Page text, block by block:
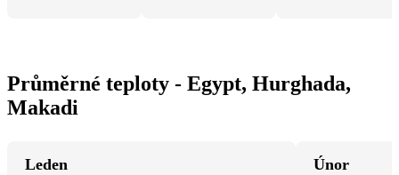
Průměrné teploty - Egypt, Hurghada,
Makadi
Leden
Únor